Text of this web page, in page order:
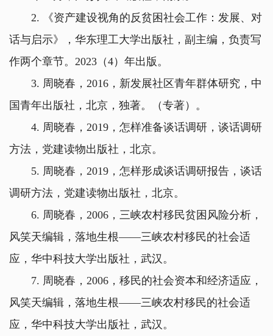
2. 《资产建设视角的反贫困社会工作：发展、对
话与启示》，华东理工大学出版社，副主编，负责写
作两个章节。2023（4）年出版。
3. 周晓春，2016，新发展社区青年群体研究，中
国青年出版社，北京，独著。（专著）。
4. 周晓春，2019，怎样准备谈话调研，谈话调研
方法，党建读物出版社，北京。
5. 周晓春，2019，怎样形成谈话调研报告，谈话
调研方法，党建读物出版社，北京。
6. 周晓春，2006，三峡农村移民贫困风险分析，
风笑天编辑，落地生根——三峡农村移民的社会适
应，华中科技大学出版社，武汉。
7. 周晓春，2006，移民的社会资本和经济适应，
风笑天编辑，落地生根——三峡农村移民的社会适
应，华中科技大学出版社，武汉。